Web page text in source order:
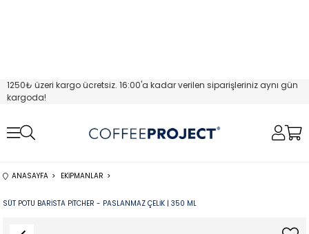
1250₺ üzeri kargo ücretsiz. 16:00'a kadar verilen siparişleriniz aynı gün
kargoda!
ANASAYFA EKIPMANLAR
SÜT POTU BARISTA PITCHER - PASLANMAZ ÇELIK | 350 ML